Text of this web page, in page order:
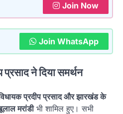
Join Now
Join WhatsApp
प्रसाद ने दिया समर्थन
विधायक प्रदीप प्रसाद और झारखंड के
मरांडीभी शामिल हुए। सभी